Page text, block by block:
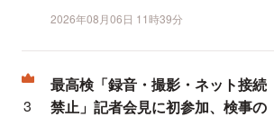
2026年08月06日 11時39分
最高検「録音・撮影・ネット接続
禁止」記者会見に初参加、検事の